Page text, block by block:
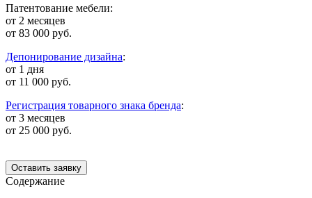
Патентование мебели:
от 2 месяцев
от 83 000 руб.
Депонирование дизайна:
от 1 дня
от 11 000 руб.
Регистрация товарного знака бренда:
от 3 месяцев
от 25 000 руб.
Оставить заявку
Содержание